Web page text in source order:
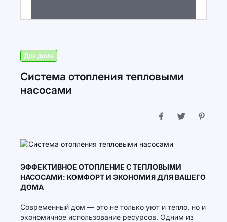
Для дома
Система отопления тепловыми
насосами
ЭФФЕКТИВНОЕ ОТОПЛЕНИЕ С ТЕПЛОВЫМИ
НАСОСАМИ: КОМФОРТ И ЭКОНОМИЯ ДЛЯ ВАШЕГО
ДОМА
Современный дом — это не только уют и тепло, но и
экономичное использование ресурсов. Одним из